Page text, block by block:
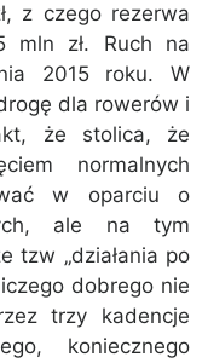
z czego rezerwa
mln zł. Ruch na
2015 roku. W
dla rowerów i
że stolica, że
normalnych
w oparciu o
ale na tym
tzw „działania po
dobrego nie
trzy kadencje
koniecznego